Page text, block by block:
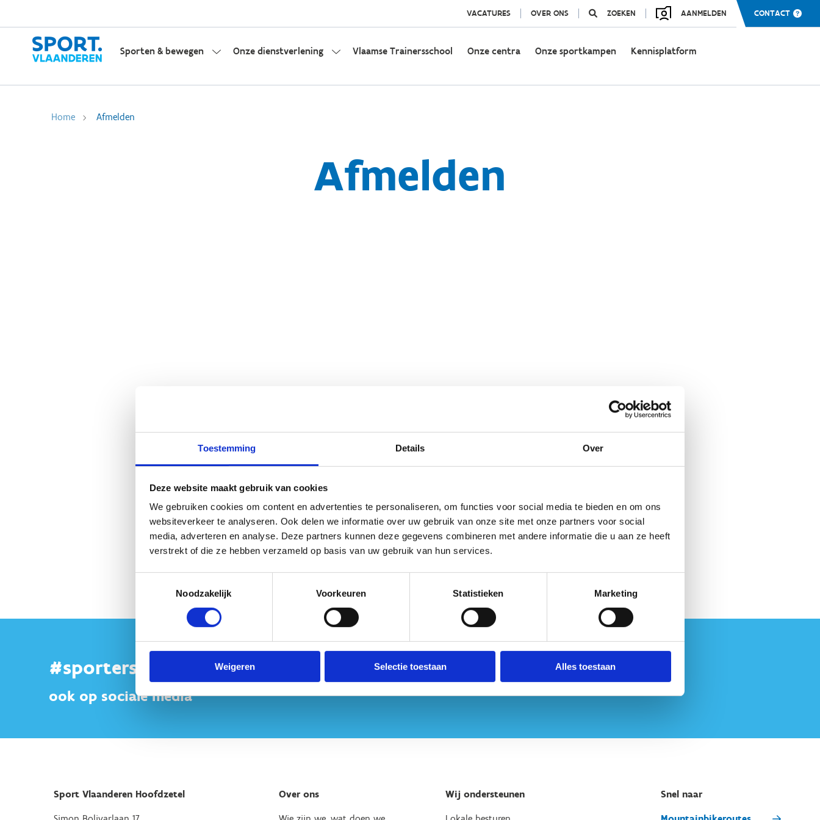
Toestemming Details Over
Deze website maakt gebruik van cookies
We gebruiken cookies om content en advertenties te personaliseren, om functies voor social media te bieden en om ons
websiteverkeer te analyseren. Ook delen we informatie over uw gebruik van onze site met onze partners voor social
media, adverteren en analyse. Deze partners kunnen deze gegevens combineren met andere informatie die u aan ze heeft
verstrekt of die ze hebben verzameld op basis van uw gebruik van hun services.
Noodzakelijk
Voorkeuren Statistieken Marketing
Weigeren Selectie toestaan Alles toestaan
VACATURES OVER ONS ZOEKEN AANMELDEN CONTACT
Sporten & bewegen Onze dienstverlening Vlaamse Trainersschool Onze centra Onze sportkampen Kennisplatform
Home Afmelden
Afmelden
#sportersbelevenmeer
ook op sociale media
Sport Vlaanderen Hoofdzetel Over ons Wij ondersteunen Snel naar